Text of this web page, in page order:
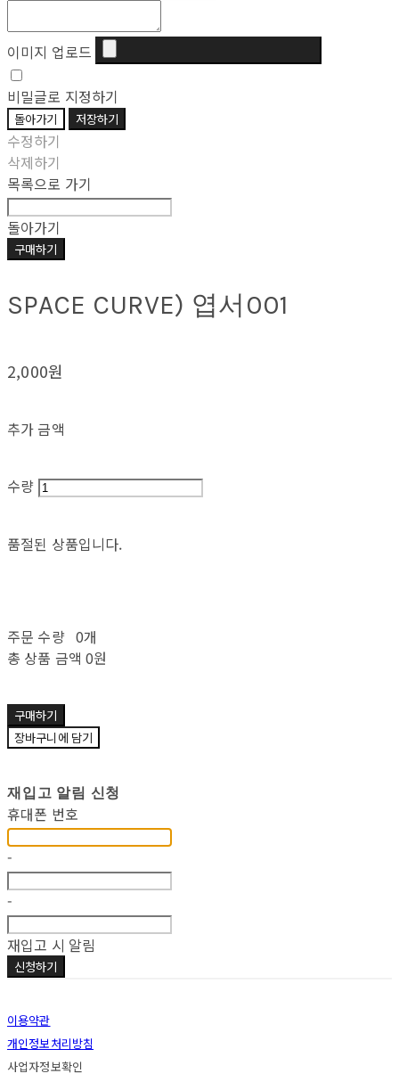
이미지 업로드
비밀글로 지정하기
돌아가기 저장하기
수정하기
삭제하기
목록으로 가기
돌아가기
구매하기
SPACE CURVE) 엽서001
2,000원
추가 금액
수량
품절된 상품입니다.
주문 수량 0개
총 상품 금액 0원
구매하기
장바구니에 담기
재입고 알림 신청
휴대폰 번호
-
-
재입고 시 알림
신청하기
이용약관
개인정보처리방침
사업자정보확인